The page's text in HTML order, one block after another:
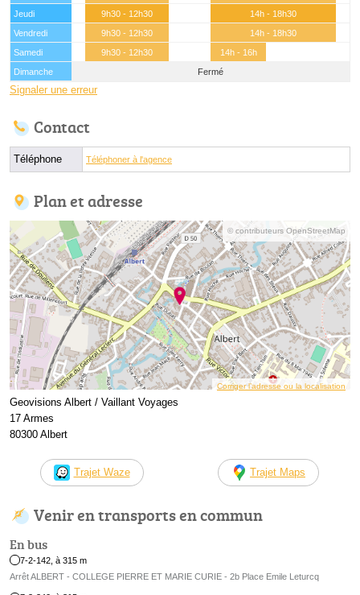
Jeudi
9h30 - 12h30
14h - 18h30
Vendredi
9h30 - 12h30
14h - 18h30
Samedi
9h30 - 12h30
14h - 16h
Dimanche
Fermé
Signaler une erreur
Contact
Téléphone Téléphoner à l'agence
Plan et adresse
© contributeurs OpenStreetMap
Corriger l’adresse ou la localisation
Geovisions Albert / Vaillant Voyages
17 Armes
80300 Albert
Trajet Waze Trajet Maps
Venir en transports en commun
En bus
7-2-142, à 315 m
Arrêt ALBERT - COLLEGE PIERRE ET MARIE CURIE - 2b Place Emile Leturcq